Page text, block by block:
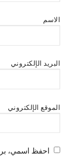
الاسم
البريد الإلكتروني
الموقع الإلكتروني
احفظ اسمي،